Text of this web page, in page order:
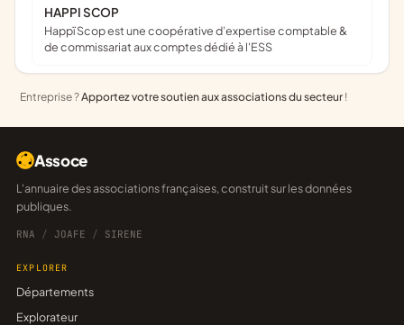
HAPPI SCOP
Happï Scop est une coopérative d’expertise comptable &
de commissariat aux comptes dédié à l'ESS
Entreprise ?Apportez votre soutien aux associations du secteur !
Assoce
L'annuaire des associations françaises, construit sur les données
publiques.
RNA / JOAFE / SIRENE
EXPLORER
Départements
Explorateur